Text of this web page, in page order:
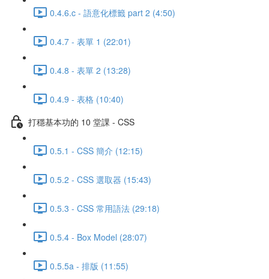
0.4.6.c - 語意化標籤 part 2 (4:50)
0.4.7 - 表單 1 (22:01)
0.4.8 - 表單 2 (13:28)
0.4.9 - 表格 (10:40)
打穩基本功的 10 堂課 - CSS
0.5.1 - CSS 簡介 (12:15)
0.5.2 - CSS 選取器 (15:43)
0.5.3 - CSS 常用語法 (29:18)
0.5.4 - Box Model (28:07)
0.5.5a - 排版 (11:55)